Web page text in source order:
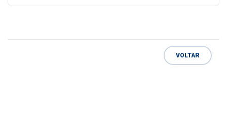
VOLTAR